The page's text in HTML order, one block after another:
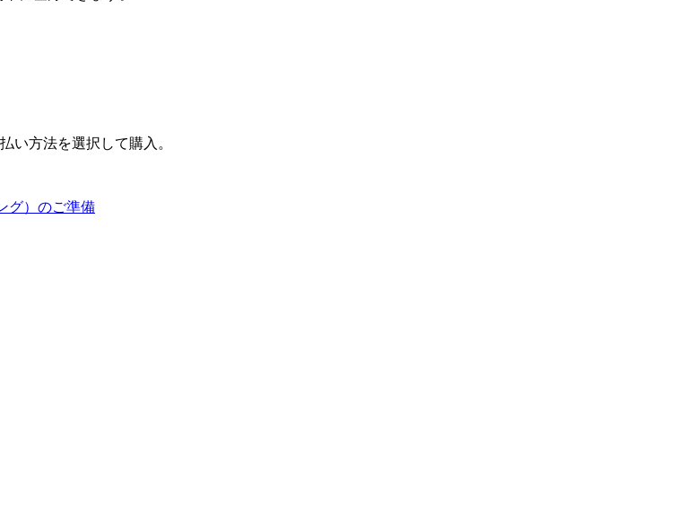
方法を選択して購入。
グ）のご準備